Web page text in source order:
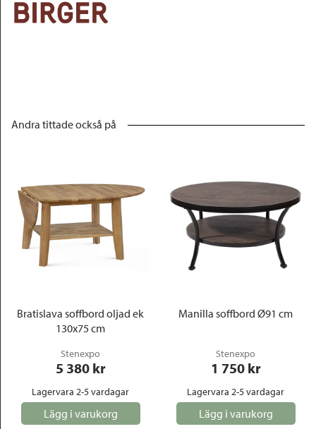
Andra tittade också på
Bratislava soffbord oljad ek
130x75 cm
Stenexpo
5 380 kr
Lagervara 2-5 vardagar
Lägg i varukorg
Manilla soffbord Ø91 cm
Stenexpo
1 750 kr
Lagervara 2-5 vardagar
Lägg i varukorg